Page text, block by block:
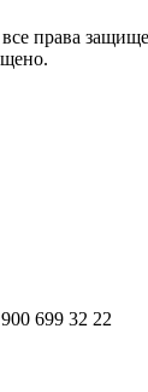
права
699 32 22